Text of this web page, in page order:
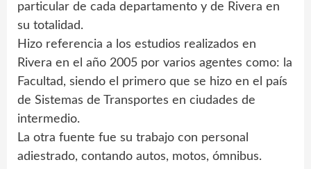
particular de cada departamento y de Rivera en
su totalidad.
Hizo referencia a los estudios realizados en
Rivera en el año 2005 por varios agentes como: la
Facultad, siendo el primero que se hizo en el país
de Sistemas de Transportes en ciudades de
intermedio.
La otra fuente fue su trabajo con personal
adiestrado, contando autos, motos, ómnibus.